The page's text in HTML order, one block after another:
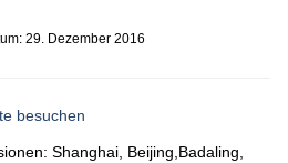
29. Dezember 2016
besuchen
Shanghai, Beijing,Badaling,